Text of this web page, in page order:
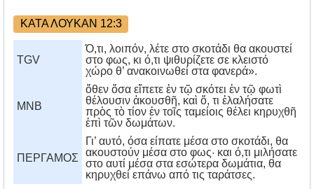
ΚΑΤΑ ΛΟΥΚΑΝ 12:3
TGV
Ό,τι, λοιπόν, λέτε στο σκοτάδι θα ακουστεί
στο φως, κι ό,τι ψιθυρίζετε σε κλειστό
χώρο θ’ ανακοινωθεί στα φανερά».
MNB
ὅθεν ὅσα εἴπετε ἐν τῷ σκότει ἐν τῷ φωτὶ
θέλουσιν ἀκουσθῆ, καὶ ὅ, τι ἐλαλήσατε
πρὸς τὸ τίον ἐν τοῖς ταμείοις θέλει κηρυχθῆ
ἐπὶ τῶν δωμάτων.
ΠΕΡΓΑΜΟΣ
Γι’ αυτό, όσα είπατε μέσα στο σκοτάδι, θα
ακουστούν μέσα στο φως· και ό,τι μιλήσατε
στο αυτί μέσα στα εσώτερα δωμάτια, θα
κηρυχθεί επάνω από τις ταράτσες.